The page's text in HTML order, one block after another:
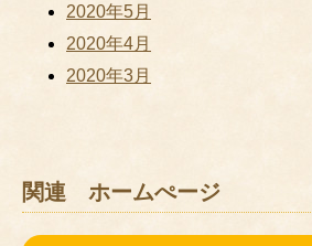
2020年5月
2020年4月
2020年3月
関連 ホームぺージ